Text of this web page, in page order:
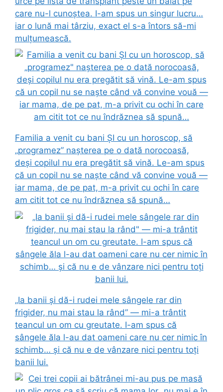
care nu-l cunoștea. I-am spus un singur lucru…
iar o lună mai târziu, exact el s-a întors să-mi
mulțumească.
Familia a venit cu bani ȘI cu un horoscop, să
„programez” nașterea pe o dată norocoasă,
deși copilul nu era pregătit să vină. Le-am spus
că un copil nu se naște când vă convine vouă —
iar mama, de pe pat, m-a privit cu ochi în care
am citit tot ce nu îndrăznea să spună…
„Ia banii și dă-i rudei mele sângele rar din
frigider, nu mai stau la rând” — mi-a trântit
teancul un om cu greutate. I-am spus că
sângele ăla l-au dat oameni care nu cer nimic în
schimb… și că nu e de vânzare nici pentru toți
banii lui.